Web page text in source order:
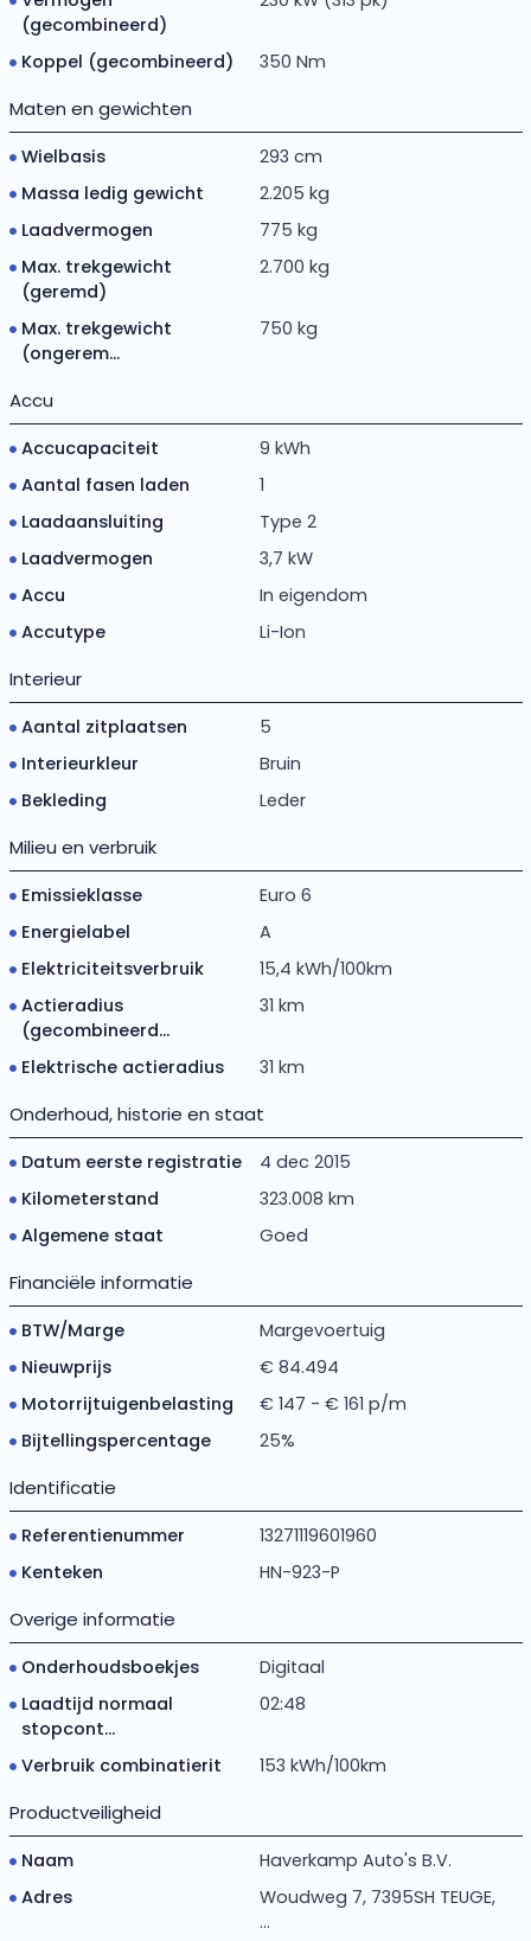
(gecombineerd)
Koppel (gecombineerd) 350 Nm
Maten en gewichten
Wielbasis
293 cm
Massa ledig gewicht
2.205 kg
Laadvermogen
775 kg
Max. trekgewicht
(geremd)
2.700 kg
Max. trekgewicht
(ongerem...
750 kg
Accu
Accucapaciteit
9 kWh
Aantal fasen laden
1
Laadaansluiting
Type 2
Laadvermogen
3,7 kW
Accu
In eigendom
Accutype
Li-Ion
Interieur
Aantal zitplaatsen
5
Interieurkleur
Bruin
Bekleding
Leder
Milieu en verbruik
Emissieklasse
Euro 6
Energielabel
A
Elektriciteitsverbruik
15,4 kWh/100km
Actieradius
(gecombineerd...
31 km
Elektrische actieradius 31 km
Onderhoud, historie en staat
Datum eerste registratie
4 dec 2015
Kilometerstand
323.008 km
Algemene staat
Goed
Financiële informatie
BTW/Marge
Margevoertuig
Nieuwprijs
€ 84.494
Motorrijtuigenbelasting
€ 147 - € 161 p/m
Bijtellingspercentage
25%
Identificatie
Referentienummer
13271119601960
Kenteken
HN-923-P
Overige informatie
Onderhoudsboekjes
Digitaal
Laadtijd normaal
stopcont...
02:48
Verbruik combinatierit 153 kWh/100km
Productveiligheid
Naam
Haverkamp Auto's B.V.
Adres
Woudweg 7, 7395SH TEUGE,
...